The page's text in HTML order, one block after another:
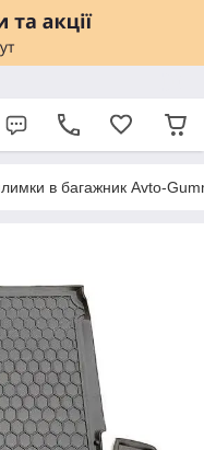
в багажник Avto-